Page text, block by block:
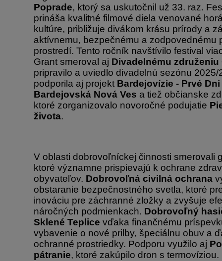
Poprade, ktorý sa uskutočnil už 33. raz.
prináša kvalitné filmové diela venované
kultúre, približuje divákom krásu prírody a
aktívnemu, bezpečnému a zodpovednému
prostredí. Tento ročník navštívilo festival
Grant smeroval aj Divadelnému združeniu
pripravilo a uviedlo divadelnú sezónu
podporila aj projekt Bardejovízie - Prvé
Bardejovská Nová Ves a tiež občianske
ktoré zorganizovalo novoročné podujatie
života.
V oblasti dobrovoľníckej činnosti smerovali
ktoré významne prispievajú k ochrane
obyvateľov. Dobrovoľná civilná ochrana
obstaranie bezpečnostného svetla, ktoré
inováciu pre záchranné zložky a zvyšuje
náročných podmienkach. Dobrovoľný
Sklené Teplice vďaka finančnému
vybavenie o nové prilby, špeciálnu obuv a
ochranné prostriedky. Podporu využilo aj
pátranie, ktoré zakúpilo dron s termovíziou.